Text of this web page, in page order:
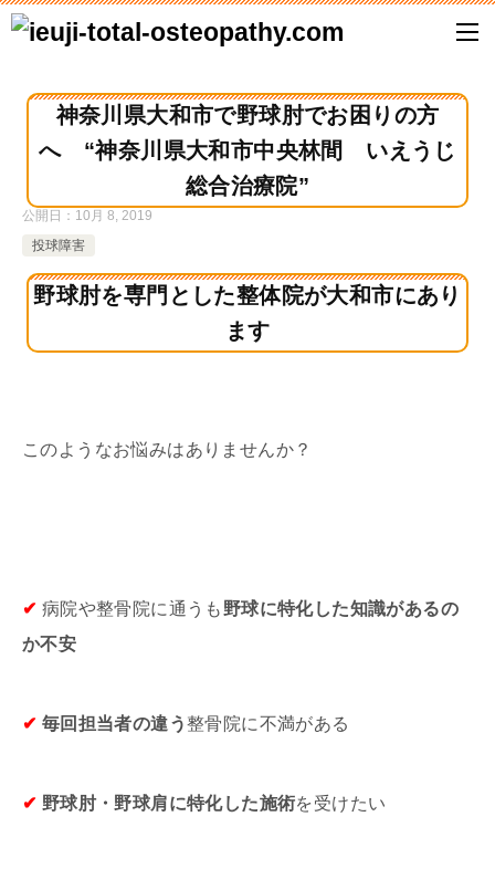
神奈川県大和市で野球肘でお困りの方
へ “神奈川県大和市中央林間 いえうじ
総合治療院”
公開日： 10月 8, 2019
投球障害
野球肘を専門とした整体院が大和市にあり
ます
このようなお悩みはありませんか？
✔ 病院や整骨院に通うも 野球に特化した知識があるの
か不安
✔ 毎回担当者の違う整骨院に不満がある
✔ 野球肘・野球肩に特化した施術を受けたい